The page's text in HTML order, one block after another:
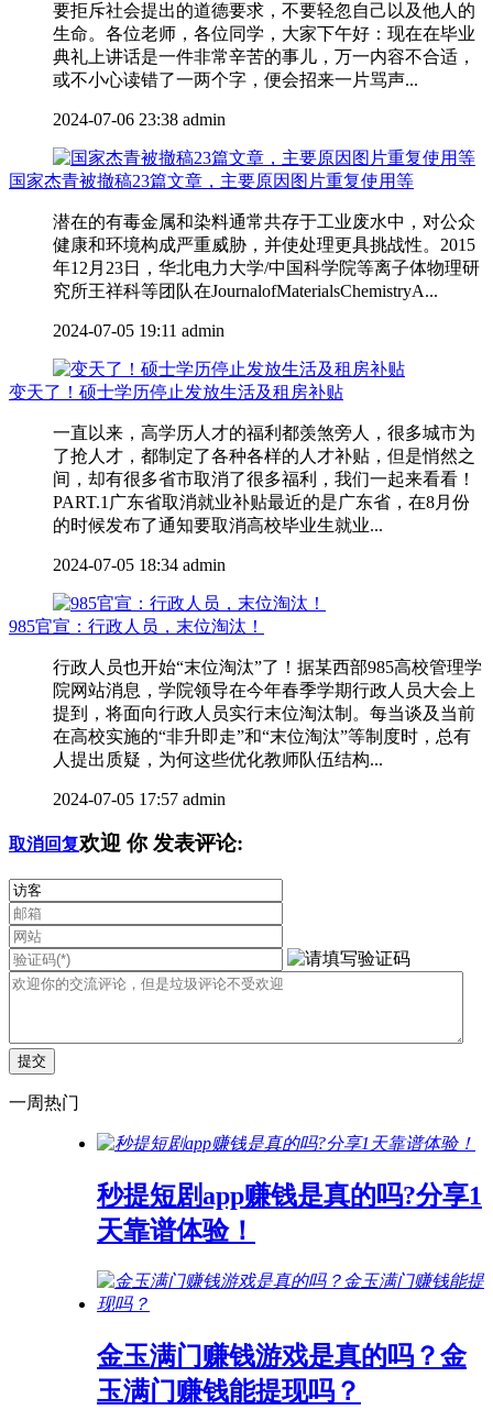
要拒斥社会提出的道德要求，不要轻忽自己以及他人的
生命。各位老师，各位同学，大家下午好：现在在毕业
典礼上讲话是一件非常辛苦的事儿，万一内容不合适，
或不小心读错了一两个字，便会招来一片骂声...
2024-07-06 23:38 admin
国家杰青被撤稿23篇文章，主要原因图片重复使用等
潜在的有毒金属和染料通常共存于工业废水中，对公众
健康和环境构成严重威胁，并使处理更具挑战性。2015
年12月23日，华北电力大学/中国科学院等离子体物理研
究所王祥科等团队在JournalofMaterialsChemistryA...
2024-07-05 19:11 admin
变天了！硕士学历停止发放生活及租房补贴
一直以来，高学历人才的福利都羡煞旁人，很多城市为
了抢人才，都制定了各种各样的人才补贴，但是悄然之
间，却有很多省市取消了很多福利，我们一起来看看！
PART.1广东省取消就业补贴最近的是广东省，在8月份
的时候发布了通知要取消高校毕业生就业...
2024-07-05 18:34 admin
985官宣：行政人员，末位淘汰！
行政人员也开始“末位淘汰”了！据某西部985高校管理学
院网站消息，学院领导在今年春季学期行政人员大会上
提到，将面向行政人员实行末位淘汰制。每当谈及当前
在高校实施的“非升即走”和“末位淘汰”等制度时，总有
人提出质疑，为何这些优化教师队伍结构...
2024-07-05 17:57 admin
取消回复欢迎 你发表评论:
一周热门
秒提短剧app赚钱是真的吗?分享1
天靠谱体验！
金玉满门赚钱游戏是真的吗？金
玉满门赚钱能提现吗？